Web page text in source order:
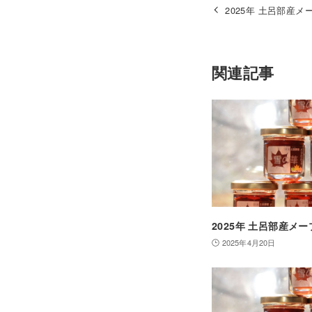
2025年 土呂部産メ
関連記事
2025年 土呂部産メ
2025年4月20日